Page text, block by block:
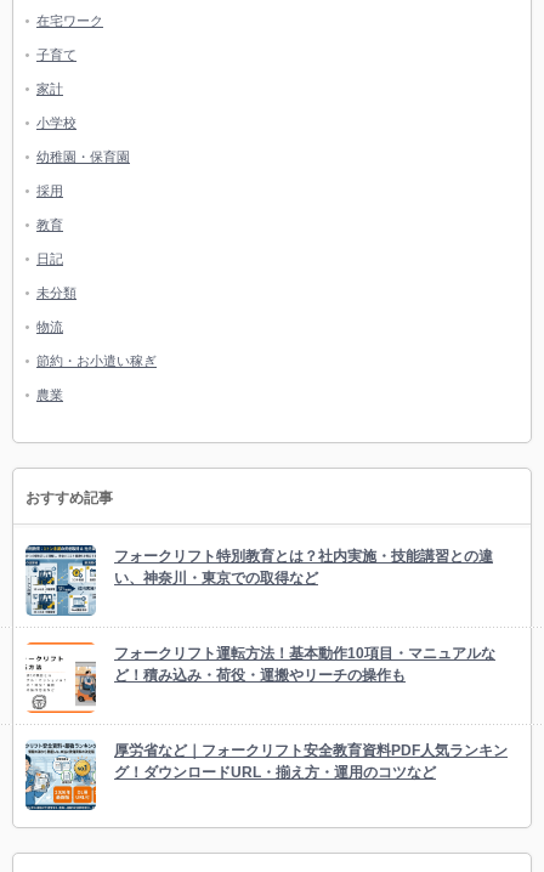
在宅ワーク
子育て
家計
小学校
幼稚園・保育園
採用
教育
日記
未分類
物流
節約・お小遣い稼ぎ
農業
おすすめ記事
フォークリフト特別教育とは？社内実施・技能講習との違
い、神奈川・東京での取得など
フォークリフト運転方法！基本動作10項目・マニュアルな
ど！積み込み・荷役・運搬やリーチの操作も
厚労省など｜フォークリフト安全教育資料PDF人気ランキン
グ！ダウンロードURL・揃え方・運用のコツなど